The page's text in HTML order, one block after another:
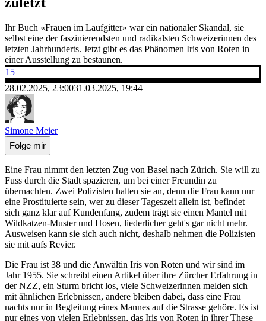
Ihr Buch «Frauen im Laufgitter» war ein nationaler Skandal, sie
selbst eine der faszinierendsten und radikalsten Schweizerinnen des
letzten Jahrhunderts. Jetzt gibt es das Phänomen Iris von Roten in
einer Ausstellung zu bestaunen.
15
28.02.2025, 23:0031.03.2025, 19:44
Simone Meier
Folge mir
Eine Frau nimmt den letzten Zug von Basel nach Zürich. Sie will zu
Fuss durch die Stadt spazieren, um bei einer Freundin zu
übernachten. Zwei Polizisten halten sie an, denn die Frau kann nur
eine Prostituierte sein, wer zu dieser Tageszeit allein ist, befindet
sich ganz klar auf Kundenfang, zudem trägt sie einen Mantel mit
Wildkatzen-Muster und Hosen, liederlicher geht's gar nicht mehr.
Ausweisen kann sie sich auch nicht, deshalb nehmen die Polizisten
sie mit aufs Revier.
Die Frau ist 38 und die Anwältin Iris von Roten und wir sind im
Jahr 1955. Sie schreibt einen Artikel über ihre Zürcher Erfahrung in
der NZZ, ein Sturm bricht los, viele Schweizerinnen melden sich
mit ähnlichen Erlebnissen, andere bleiben dabei, dass eine Frau
nachts nur in Begleitung eines Mannes auf die Strasse gehöre. Es ist
nur eines von vielen Erlebnissen, das Iris von Roten in ihrer These